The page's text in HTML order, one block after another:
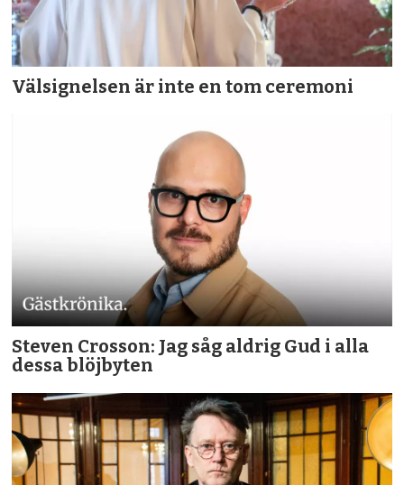
Välsignelsen är inte en tom ceremoni
Steven Crosson: Jag såg aldrig Gud i alla
dessa blöjbyten